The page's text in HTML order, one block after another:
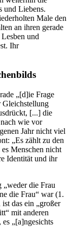
und Liebens.
Male den
an ihren gerade
und
Ihr
„[d]ie Frage
Gleichstellung
[...] die
wie vor
Jahr nicht viel
„Es zählt zu den
Menschen nicht
Identität und ihr
die Frau
die Frau“ war (1.
das ein „großer
mit anderen
„[a]ngesichts